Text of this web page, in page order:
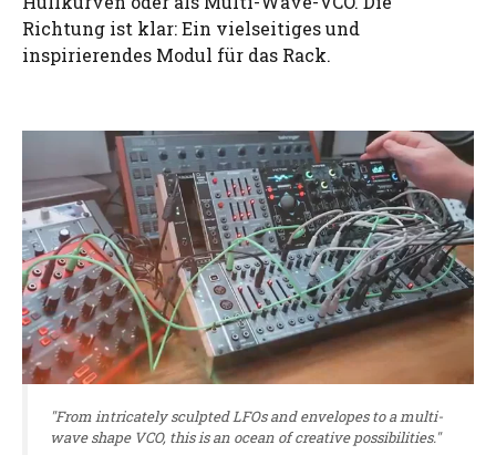
Richtung ist klar: Ein vielseitiges und
inspirierendes Modul für das Rack.
"From intricately sculpted LFOs and envelopes to a multi-
wave shape VCO, this is an ocean of creative possibilities."